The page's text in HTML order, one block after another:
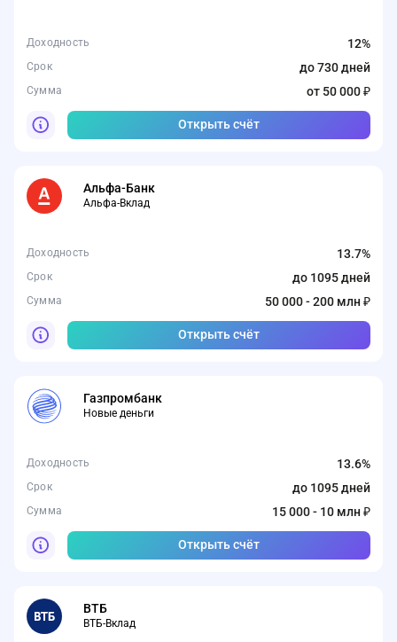
Доходность 12%
Срок до 730 дней
Сумма от 50 000 ₽
Открыть счёт
Альфа-Банк
Альфа-Вклад
Доходность 13.7%
Срок до 1095 дней
Сумма 50 000 - 200 млн ₽
Открыть счёт
Газпромбанк
Новые деньги
Доходность 13.6%
Срок до 1095 дней
Сумма 15 000 - 10 млн ₽
Открыть счёт
ВТБ
ВТБ-Вклад